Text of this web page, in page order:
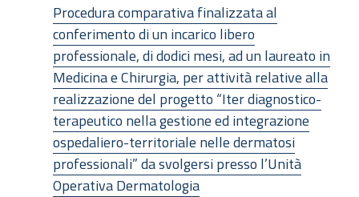
Procedura comparativa finalizzata al
conferimento di un incarico libero
professionale, di dodici mesi, ad un laureato in
Medicina e Chirurgia, per attività relative alla
realizzazione del progetto “Iter diagnostico-
terapeutico nella gestione ed integrazione
ospedaliero-territoriale nelle dermatosi
professionali” da svolgersi presso l’Unità
Operativa Dermatologia